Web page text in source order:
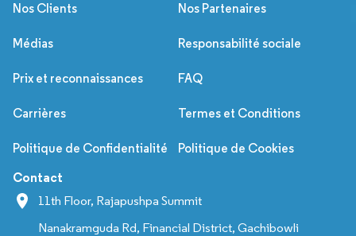
Nos Clients Nos Partenaires
Médias Responsabilité sociale
Prix et reconnaissances FAQ
Carrières Termes et Conditions
Politique de Confidentialité Politique de Cookies
Contact
11th Floor, Rajapushpa Summit
Nanakramguda Rd, Financial District, Gachibowli